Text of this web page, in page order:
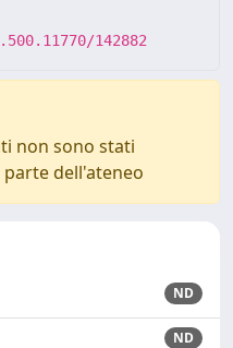
142882
non sono stati
dell'ateneo
ND
ND